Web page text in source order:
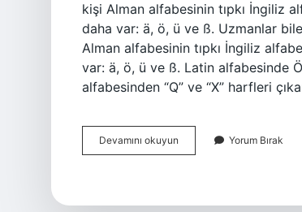
kişi Alman alfabesinin tıpkı İngiliz
daha var: ä, ö, ü ve ß. Uzmanlar
Alman alfabesinin tıpkı İngiliz
var: ä, ö, ü ve ß. Latin alfabesinde
alfabesinden “Q” ve “X” harfleri
Devamını okuyun
Harfi
Yorum Bırak